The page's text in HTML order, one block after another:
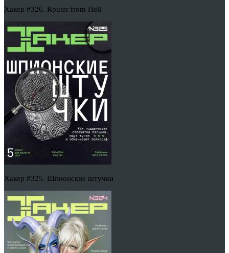
Хакер #326. Router from Hell
Хакер #325. Шпионские штучки